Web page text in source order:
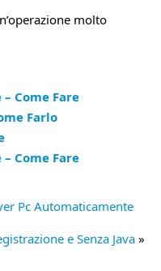
molto
Come Fare
Farlo
Come Fare
Pc Automaticamente
e Senza Java »